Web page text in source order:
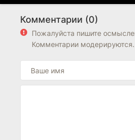
Комментарии (0)
Пожалуйста пишите
Комментарии модерируются.